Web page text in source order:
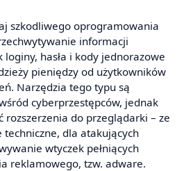
szkodliwego oprogramowania
informacji
hasła i kody jednorazowe
pieniędzy od użytkowników
Narzędzia tego typu są
cyberprzestępców, jednak
rozszerzenia do przeglądarki – ze
dla atakujących
wtyczek pełniących
reklamowego, tzw. adware.